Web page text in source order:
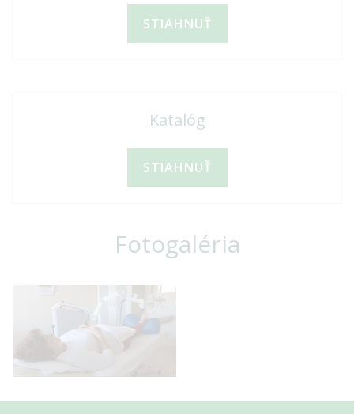
STIAHNUŤ
Katalóg
STIAHNUŤ
Fotogaléria